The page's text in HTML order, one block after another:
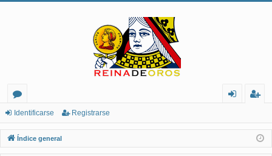
or
os
nt
ifi
ist
ra
Identificarse Registrarse
Índice general